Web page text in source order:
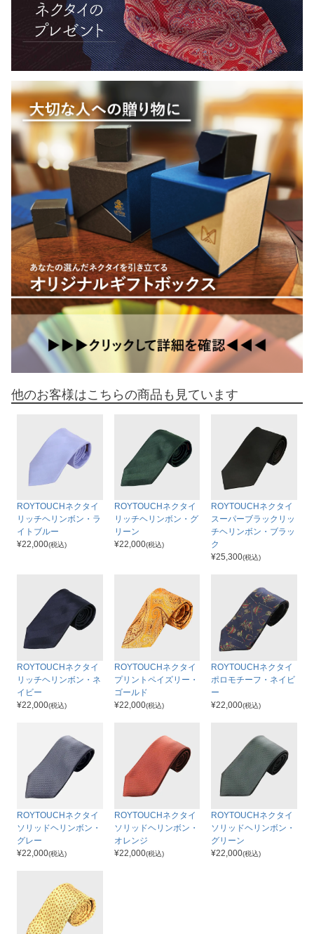
他のお客様はこちらの商品も見ています
ROYTOUCHネクタイ
リッチヘリンボン・ラ
イトブルー
¥22,000(税込)
ROYTOUCHネクタイ
リッチヘリンボン・グ
リーン
¥22,000(税込)
ROYTOUCHネクタイ
スーパーブラックリッ
チヘリンボン・ブラッ
ク
¥25,300(税込)
ROYTOUCHネクタイ
リッチヘリンボン・ネ
イビー
¥22,000(税込)
ROYTOUCHネクタイ
プリントペイズリー・
ゴールド
¥22,000(税込)
ROYTOUCHネクタイ
ポロモチーフ・ネイビ
ー
¥22,000(税込)
ROYTOUCHネクタイ
ソリッドヘリンボン・
グレー
¥22,000(税込)
ROYTOUCHネクタイ
ソリッドヘリンボン・
オレンジ
¥22,000(税込)
ROYTOUCHネクタイ
ソリッドヘリンボン・
グリーン
¥22,000(税込)